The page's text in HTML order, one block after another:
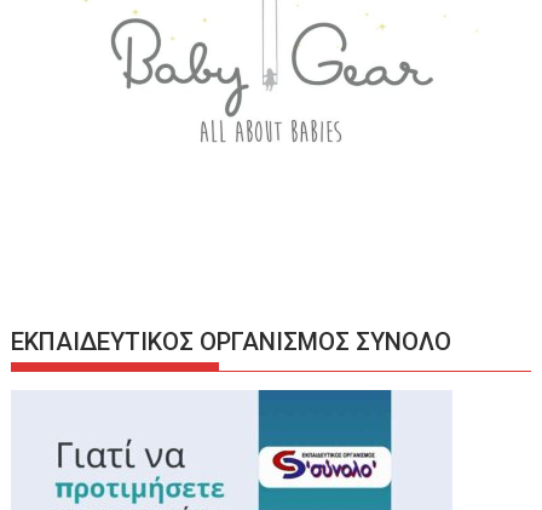
ΕΚΠΑΙΔΕΥΤΙΚΟΣ ΟΡΓΑΝΙΣΜΟΣ ΣΥΝΟΛΟ